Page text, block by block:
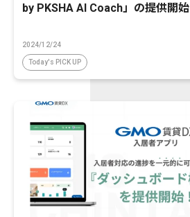
by PKSHA AI Coach」の提供開始
2024/12/24
Today's PICK UP